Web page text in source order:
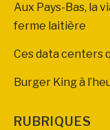
Aux Pays-Bas, la
ferme laitière
Ces data centers
Burger King à
RUBRIQUES